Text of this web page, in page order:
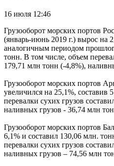
16 июля 12:46
Грузооборот морских портов
(январь-июнь 2019 г.) вырос на
аналогичным периодом
тонн. В том числе, объем
179,71 млн тонн (-4,8%),
Грузооборот морских портов
увеличился на 25,1%,
перевалки сухих грузов
наливных грузов - 36,74 млн
Грузооборот морских портов
6,1% и составил 130,06 млн.
перевалки сухих грузов
наливных грузов – 74,56 млн